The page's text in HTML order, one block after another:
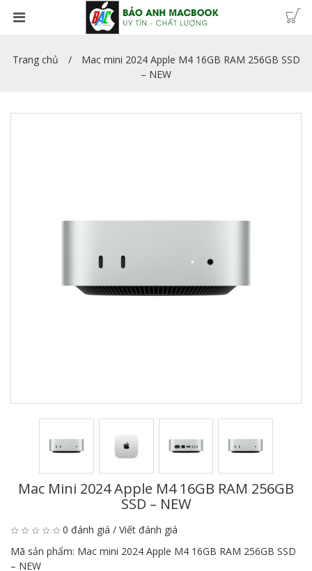
Trang chủ
Mac mini 2024 Apple M4 16GB RAM 256GB SSD
– NEW
Mac Mini 2024 Apple M4 16GB RAM 256GB
SSD – NEW
0 đánh giá / Viết đánh giá
Mã sản phẩm: Mac mini 2024 Apple M4 16GB RAM 256GB SSD
– NEW